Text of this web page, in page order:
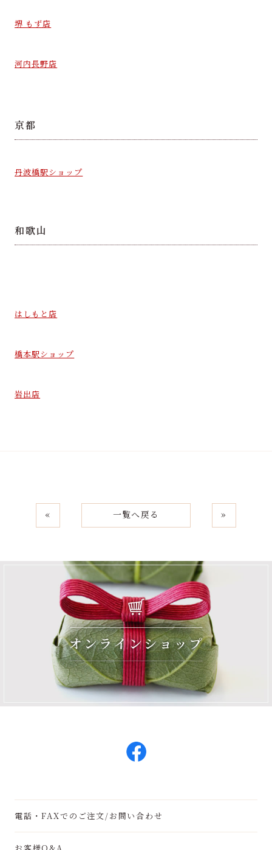
堺 もず店
河内長野店
京都
丹波橋駅ショップ
和歌山
はしもと店
橋本駅ショップ
岩出店
« 一覧へ戻る »
電話・FAXでのご注文/お問い合わせ